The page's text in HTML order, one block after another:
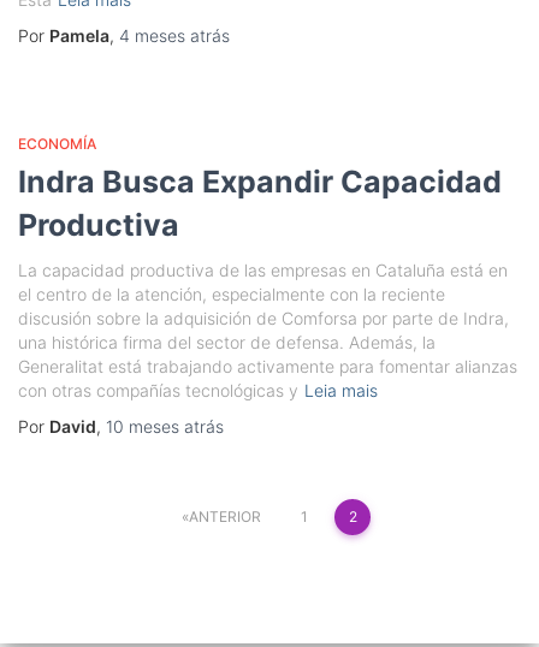
Por Pamela, 4 meses atrás
ECONOMÍA
Indra Busca Expandir Capacidad
Productiva
La capacidad productiva de las empresas en Cataluña está en
el centro de la atención, especialmente con la reciente
discusión sobre la adquisición de Comforsa por parte de Indra,
una histórica firma del sector de defensa. Además, la
Generalitat está trabajando activamente para fomentar alianzas
con otras compañías tecnológicas y Leia mais
Por David, 10 meses atrás
Paginação ANTERIOR 1 2